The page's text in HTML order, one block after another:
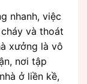
nhanh, việc
và thoát
xưởng là vô
nơi tập
ở liền kề,